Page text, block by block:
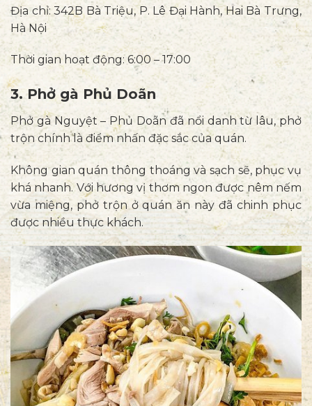
Địa chỉ: 342B Bà Triệu, P. Lê Đại Hành, Hai Bà Trưng,
Hà Nội
Thời gian hoạt động: 6:00 – 17:00
3. Phở gà Phủ Doãn
Phở gà Nguyệt – Phủ Doãn đã nổi danh từ lâu, phở
trộn chính là điểm nhấn đặc sắc của quán.
Không gian quán thông thoáng và sạch sẽ, phục vụ
khá nhanh. Với hương vị thơm ngon được nêm nếm
vừa miệng, phở trộn ở quán ăn này đã chinh phục
được nhiều thực khách.